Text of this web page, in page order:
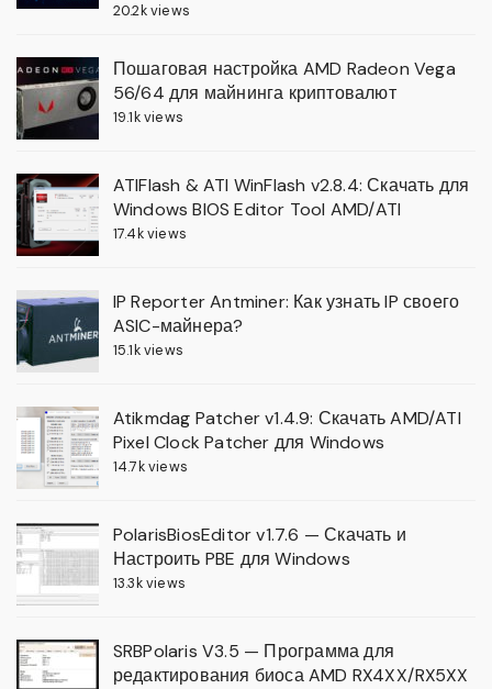
20.2k views
Пошаговая настройка AMD Radeon Vega
56/64 для майнинга криптовалют
19.1k views
ATIFlash & ATI WinFlash v2.8.4: Скачать для
Windows BIOS Editor Tool AMD/ATI
17.4k views
IP Reporter Antminer: Как узнать IP своего
ASIC-майнера?
15.1k views
Atikmdag Patcher v1.4.9: Скачать AMD/ATI
Pixel Clock Patcher для Windows
14.7k views
PolarisBiosEditor v1.7.6 — Скачать и
Настроить PBE для Windows
13.3k views
SRBPolaris V3.5 — Программа для
редактирования биоса AMD RX4XX/RX5XX